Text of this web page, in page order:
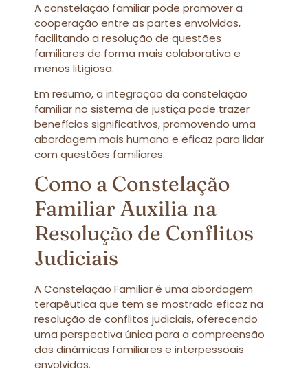
A constelação familiar pode promover a
cooperação entre as partes envolvidas,
facilitando a resolução de questões
familiares de forma mais colaborativa e
menos litigiosa.
Em resumo, a integração da constelação
familiar no sistema de justiça pode trazer
benefícios significativos, promovendo uma
abordagem mais humana e eficaz para lidar
com questões familiares.
Como a Constelação
Familiar Auxilia na
Resolução de Conflitos
Judiciais
A Constelação Familiar é uma abordagem
terapêutica que tem se mostrado eficaz na
resolução de conflitos judiciais, oferecendo
uma perspectiva única para a compreensão
das dinâmicas familiares e interpessoais
envolvidas.